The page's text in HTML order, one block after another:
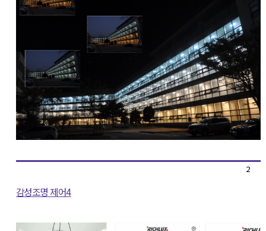
2
감성조명 제어4